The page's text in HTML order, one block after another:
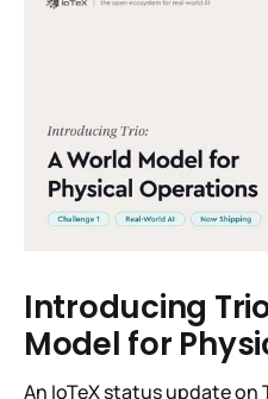
Introducing
Model for
An IoTeX status update on